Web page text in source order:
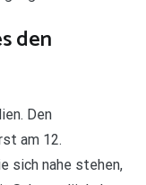
den
Den
am 12.
sich nahe stehen,